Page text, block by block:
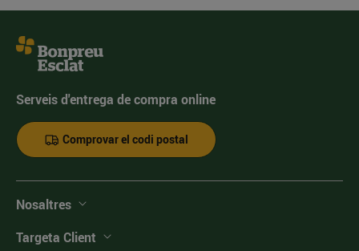
Serveis d'entrega de compra online
Comprovar el codi postal
Nosaltres
Targeta Client